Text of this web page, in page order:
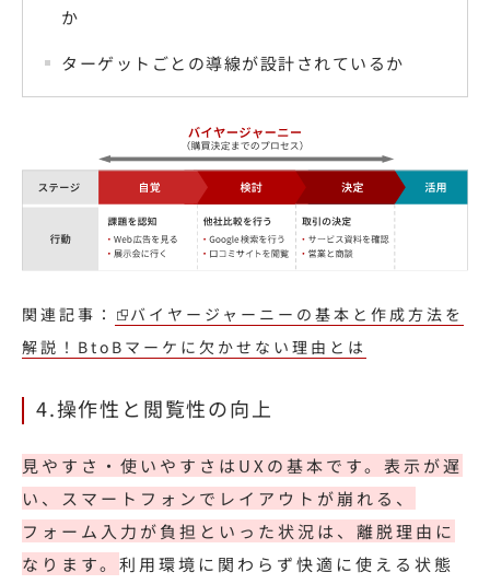
か
ターゲットごとの導線が設計されているか
関連記事：
バイヤージャーニーの基本と作成方法を
解説！BtoBマーケに欠かせない理由とは
4.操作性と閲覧性の向上
見やすさ・使いやすさはUXの基本です。表示が遅
い、スマートフォンでレイアウトが崩れる、
フォーム入力が負担といった状況は、離脱理由に
なります。 利用環境に関わらず快適に使える状態